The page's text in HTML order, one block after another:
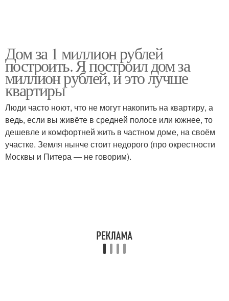
Дом за 1 миллион рублей
построить. Я построил дом за
миллион рублей, и это лучше
квартиры
Люди часто ноют, что не могут накопить на квартиру, а
ведь, если вы живёте в средней полосе или южнее, то
дешевле и комфортней жить в частном доме, на своём
участке. Земля нынче стоит недорого (про окрестности
Москвы и Питера — не говорим).